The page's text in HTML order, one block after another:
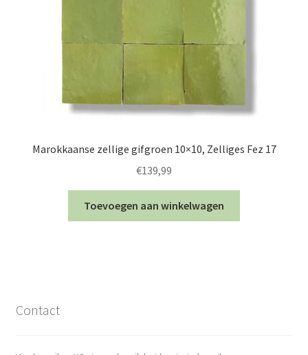
Marokkaanse zellige gifgroen 10×10, Zelliges Fez 17
€139,99
Toevoegen aan winkelwagen
Contact